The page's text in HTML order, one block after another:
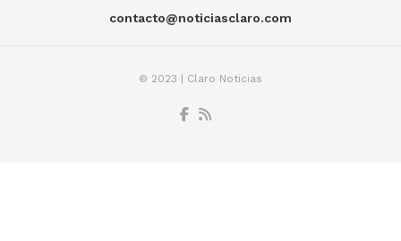
contacto@noticiasclaro.com
© 2023 | Claro Noticias